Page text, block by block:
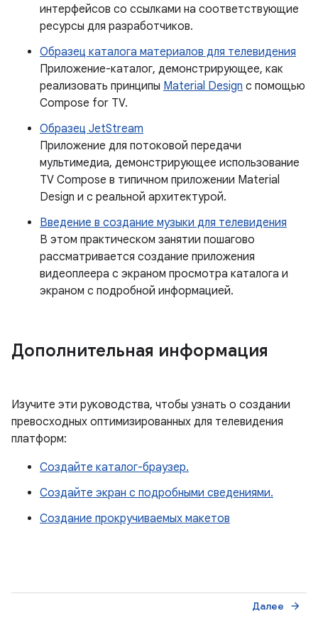
интерфейсов со ссылками на соответствующие
ресурсы для разработчиков.
Образец каталога материалов для телевидения
Приложение-каталог, демонстрирующее, как
реализовать принципы Material Design с помощью
Compose for TV.
Образец JetStream
Приложение для потоковой передачи
мультимедиа, демонстрирующее использование
TV Compose в типичном приложении Material
Design и с реальной архитектурой.
Введение в создание музыки для телевидения
В этом практическом занятии пошагово
рассматривается создание приложения
видеоплеера с экраном просмотра каталога и
экраном с подробной информацией.
Дополнительная информация
Изучите эти руководства, чтобы узнать о создании
превосходных оптимизированных для телевидения
платформ:
Создайте каталог-браузер.
Создайте экран с подробными сведениями.
Создание прокручиваемых макетов
Далее arrow_forward